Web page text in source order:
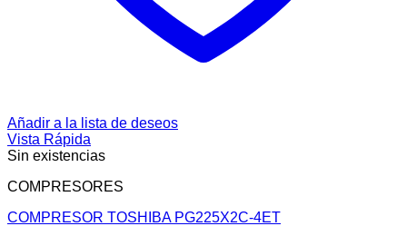
Añadir a la lista de deseos
Vista Rápida
Sin existencias
COMPRESORES
COMPRESOR TOSHIBA PG225X2C-4ET